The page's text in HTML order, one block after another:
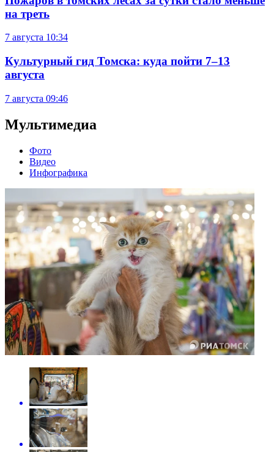
на треть
7 августа 10:34
Культурный гид Томска: куда пойти 7–13
августа
7 августа 09:46
Мультимедиа
Фото
Видео
Инфографика